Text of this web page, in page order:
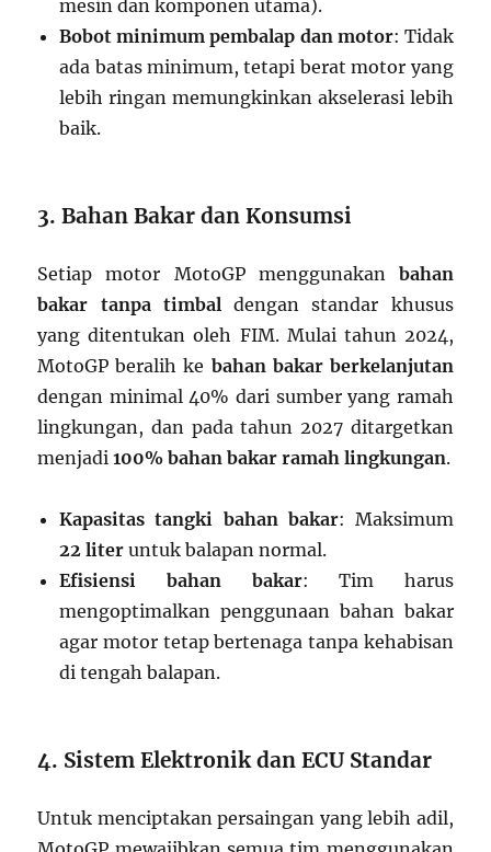
mesin dan komponen utama).
Bobot minimum pembalap dan motor: Tidak
ada batas minimum, tetapi berat motor yang
lebih ringan memungkinkan akselerasi lebih
baik.
3. Bahan Bakar dan Konsumsi
Setiap motor MotoGP menggunakan bahan
bakar tanpa timbaldengan standar khusus
yang ditentukan oleh FIM. Mulai tahun 2024,
MotoGP beralih ke bahan bakar berkelanjutan
dengan minimal 40% dari sumber yang ramah
lingkungan, dan pada tahun 2027 ditargetkan
menjadi100% bahan bakar ramah lingkungan.
Kapasitas tangki bahan bakar: Maksimum
22 liter untuk balapan normal.
Efisiensi bahan bakar: Tim harus
mengoptimalkan penggunaan bahan bakar
agar motor tetap bertenaga tanpa kehabisan
di tengah balapan.
4. Sistem Elektronik dan ECU Standar
Untuk menciptakan persaingan yang lebih adil,